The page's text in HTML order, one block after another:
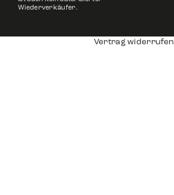
Wiederverkäufer.
Vertrag widerrufen